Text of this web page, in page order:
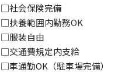
□社会保険完備
□扶養範囲内勤務OK
□服装自由
□交通費規定内支給
□車通勤OK（駐車場完備）